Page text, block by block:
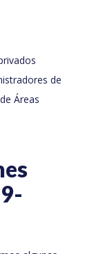
de
Áreas